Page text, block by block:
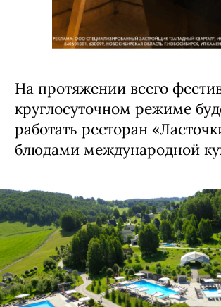
На протяжении всего
круглосуточном режиме
работать ресторан
блюдами международной